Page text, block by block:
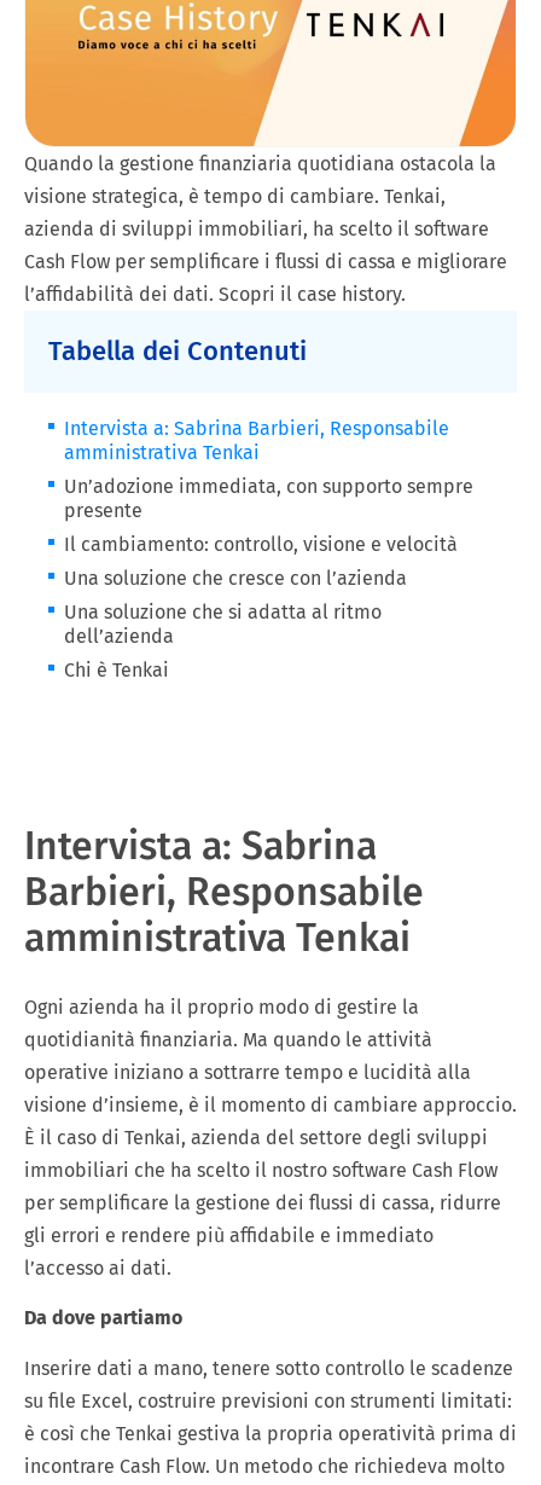
Quando la gestione finanziaria quotidiana ostacola la
visione strategica, è tempo di cambiare. Tenkai,
azienda di sviluppi immobiliari, ha scelto il software
Cash Flow per semplificare i flussi di cassa e migliorare
l’affidabilità dei dati. Scopri il case history.
Intervista a: Sabrina
Barbieri, Responsabile
amministrativa Tenkai
Ogni azienda ha il proprio modo di gestire la
quotidianità finanziaria. Ma quando le attività
operative iniziano a sottrarre tempo e lucidità alla
visione d’insieme, è il momento di cambiare approccio.
È il caso di Tenkai, azienda del settore degli sviluppi
immobiliari che ha scelto il nostro software Cash Flow
per semplificare la gestione dei flussi di cassa, ridurre
gli errori e rendere più affidabile e immediato
l’accesso ai dati.
Da dove partiamo
Inserire dati a mano, tenere sotto controllo le scadenze
su file Excel, costruire previsioni con strumenti limitati:
è così che Tenkai gestiva la propria operatività prima di
incontrare Cash Flow. Un metodo che richiedeva molto
Tabella dei Contenuti
Intervista a: Sabrina Barbieri, Responsabile
amministrativa Tenkai
Un’adozione immediata, con supporto sempre
presente
Il cambiamento: controllo, visione e velocità
Una soluzione che cresce con l’azienda
Una soluzione che si adatta al ritmo
dell’azienda
Chi è Tenkai